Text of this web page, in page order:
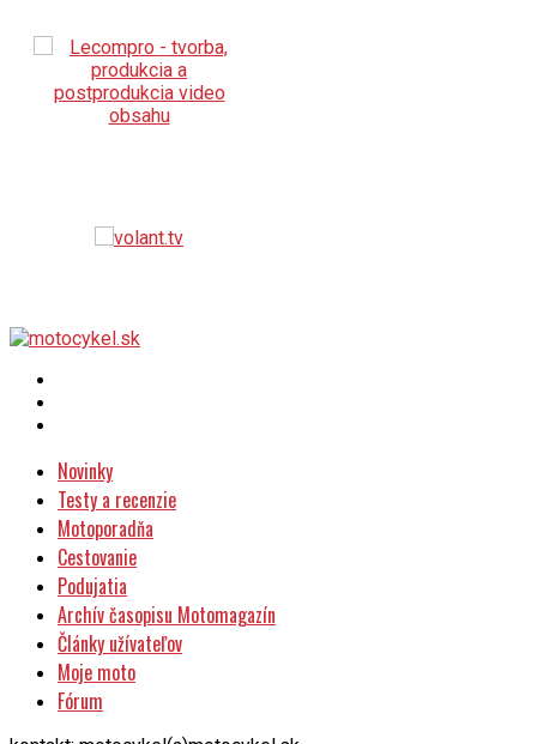
Novinky
Testy a recenzie
Motoporadňa
Cestovanie
Podujatia
Archív časopisu Motomagazín
Články užívateľov
Moje moto
Fórum